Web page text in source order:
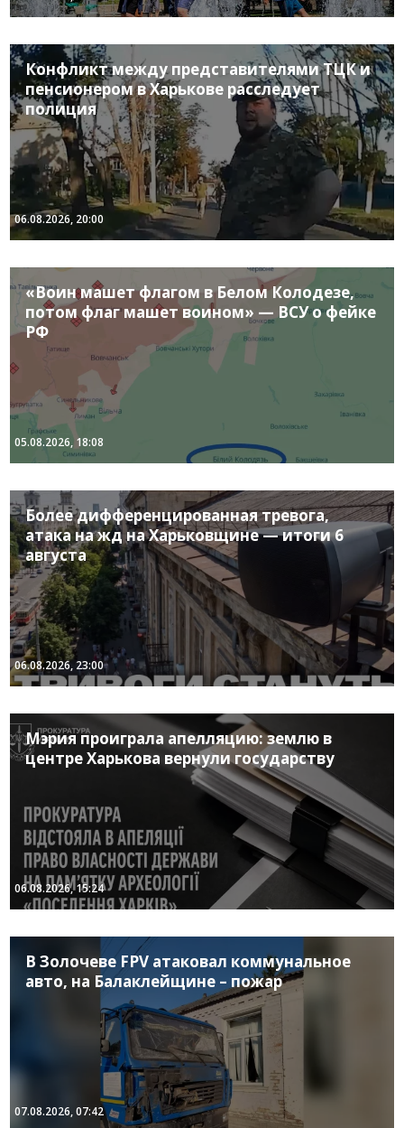
Конфликт между представителями ТЦК и
пенсионером в Харькове расследует
полиция
06.08.2026, 20:00
«Воин машет флагом в Белом Колодезе,
потом флаг машет воином» — ВСУ о фейке
РФ
05.08.2026, 18:08
Более дифференцированная тревога,
атака на жд на Харьковщине — итоги 6
августа
06.08.2026, 23:00
Мэрия проиграла апелляцию: землю в
центре Харькова вернули государству
06.08.2026, 15:24
В Золочеве FPV атаковал коммунальное
авто, на Балаклейщине – пожар
07.08.2026, 07:42